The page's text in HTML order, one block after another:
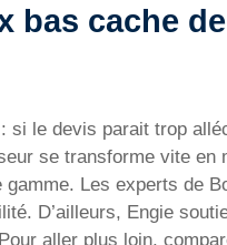
bas cache
si le devis parait trop
se transforme vite
gamme. Les experts de
D’ailleurs, Engie
aller plus loin,